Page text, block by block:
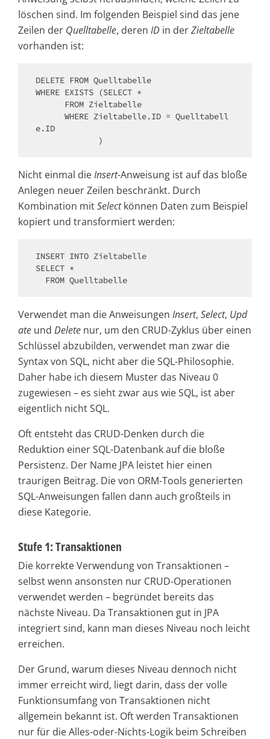
löschen sind. Im folgenden Beispiel sind das jene
Zeilen der Quelltabelle, deren ID in derZieltabelle
vorhanden ist:
DELETE FROM Quelltabelle
WHERE EXISTS (SELECT *
e.ID
             )
Nicht einmal dieInsert-Anweisung ist auf das bloße
Anlegen neuer Zeilen beschränkt. Durch
Kombination mitSelectkönnen Daten zum Beispiel
kopiert und transformiert werden:
INSERT INTO Zieltabelle
SELECT *
  FROM Quelltabelle
Verwendet man die Anweisungen Insert, Select, Upd
ate und Delete nur, um den CRUD-Zyklus über einen
Schlüssel abzubilden, verwendet man zwar die
Syntax von SQL, nicht aber die SQL-Philosophie.
Daher habe ich diesem Muster das Niveau 0
zugewiesen – es sieht zwar aus wie SQL, ist aber
eigentlich nicht SQL.
Oft entsteht das CRUD-Denken durch die
Reduktion einer SQL-Datenbank auf die bloße
Persistenz. Der Name JPA leistet hier einen
traurigen Beitrag. Die von ORM-Tools generierten
SQL-Anweisungen fallen dann auch großteils in
diese Kategorie.
Stufe 1: Transaktionen
Die korrekte Verwendung von Transaktionen –
selbst wenn ansonsten nur CRUD-Operationen
verwendet werden – begründet bereits das
nächste Niveau. Da Transaktionen gut in JPA
integriert sind, kann man dieses Niveau noch leicht
erreichen.
Der Grund, warum dieses Niveau dennoch nicht
immer erreicht wird, liegt darin, dass der volle
Funktionsumfang von Transaktionen nicht
allgemein bekannt ist. Oft werden Transaktionen
nur für die Alles-oder-Nichts-Logik beim Schreiben